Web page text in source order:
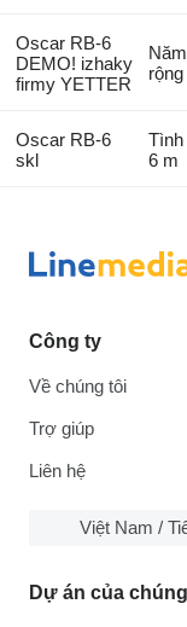
Oscar RB-6
DEMO! izhaky
firmy YETTER
Oscar RB-6
skl
6 m
Công ty
Về chúng tôi
Trợ giúp
Liên hệ
Việt Nam /
Dự án của